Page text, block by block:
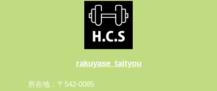
rakuyase_taityou
所在地：〒542-0085